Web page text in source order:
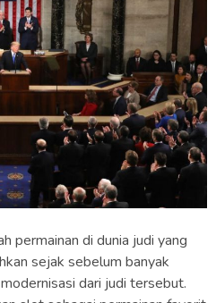
permainan di dunia judi yang
sejak sebelum banyak
dari judi tersebut.